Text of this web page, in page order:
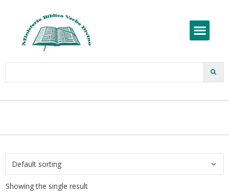
Showing the single result